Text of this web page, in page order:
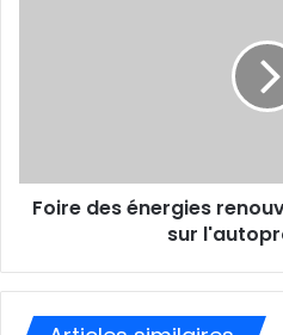
Foire des énergies
sur